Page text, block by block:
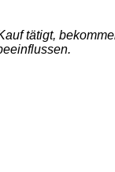
tätigt,